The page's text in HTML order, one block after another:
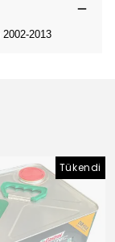
2002-2013
Tükendi